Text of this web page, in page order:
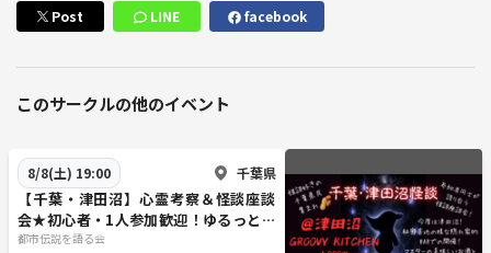
※キャンセルまたは遅れて参加の際は必ずご連絡をお願い致します。
為は禁止ですのでご遠慮ください。
※他のお客様のご迷惑になると判断した場合、ご退室＆今後の参加をご
※ご予約人数、男女比率等はお答えできませんのでご了承ください。
※他人の意見についての否定・批判はお辞め下さい。
※会話泥棒は禁止です。（参加者全員になるべく平等に時間を過ごして
頂きたい為）
Post LINE facebook
このサークルの他のイベント
8/8(土) 19:00 千葉県
【千葉・津田沼】心霊考察＆怪談座談
会★初心者・1人参加歓迎！ゆるっと不
思議を語る夏の夜♪
都市伝説を語る会